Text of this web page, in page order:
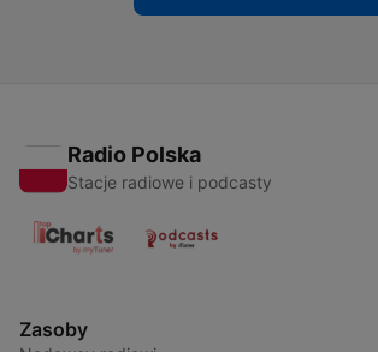
Radio Polska
Stacje radiowe i podcasty
Zasoby